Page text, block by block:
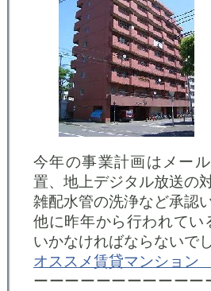
今年の事業計画はメー
置、地上デジタル放送の
雑配水管の洗浄など承認
他に昨年から行われて
いかなければならないで
オススメ賃貸マンショ
ーーーーーーーーーー